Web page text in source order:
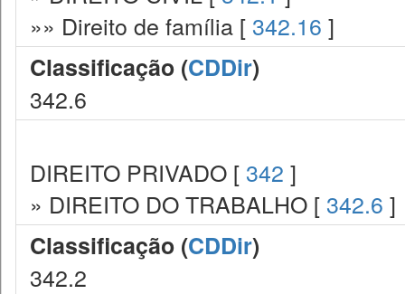
»» Direito de família [ 342.16 ]
Classificação (CDDir)
342.6
DIREITO PRIVADO [ 342 ]
» DIREITO DO TRABALHO [ 342.6 ]
Classificação (CDDir)
342.2